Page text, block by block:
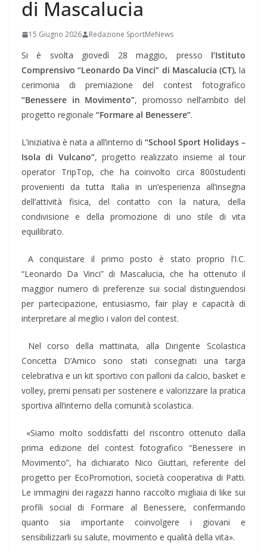
di Mascalucia
15 Giugno 2026 Redazione SportMeNews
Si è svolta giovedì 28 maggio, presso l’Istituto
Comprensivo “Leonardo Da Vinci” di Mascalucia (CT), la
cerimonia di premiazione del contest fotografico
“Benessere in Movimento”, promosso nell’ambito del
progetto regionale “Formare al Benessere”.
L’iniziativa è nata a all’interno di “School Sport Holidays –
Isola di Vulcano”, progetto realizzato insieme al tour
operator TripTop, che ha coinvolto circa 800studenti
provenienti da tutta Italia in un’esperienza all’insegna
dell’attività fisica, del contatto con la natura, della
condivisione e della promozione di uno stile di vita
equilibrato.
A conquistare il primo posto è stato proprio l’I.C.
“Leonardo Da Vinci” di Mascalucia, che ha ottenuto il
maggior numero di preferenze sui social distinguendosi
per partecipazione, entusiasmo, fair play e capacità di
interpretare al meglio i valori del contest.
Nel corso della mattinata, alla Dirigente Scolastica
Concetta D’Amico sono stati consegnati una targa
celebrativa e un kit sportivo con palloni da calcio, basket e
volley, premi pensati per sostenere e valorizzare la pratica
sportiva all’interno della comunità scolastica.
«Siamo molto soddisfatti del riscontro ottenuto dalla
prima edizione del contest fotografico “Benessere in
Movimento”, ha dichiarato Nico Giuttari, referente del
progetto per EcoPromotion, società cooperativa di Patti.
Le immagini dei ragazzi hanno raccolto migliaia di like sui
profili social di Formare al Benessere, confermando
quanto sia importante coinvolgere i giovani e
sensibilizzarli su salute, movimento e qualità della vita».